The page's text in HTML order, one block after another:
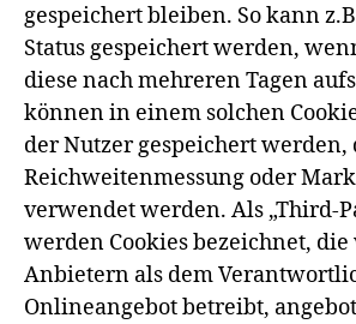
gespeichert bleiben. So kann
Status gespeichert werden,
diese nach mehreren Tagen
können in einem solchen
der Nutzer gespeichert werden,
Reichweitenmessung oder
verwendet werden. Als „Third-
werden Cookies bezeichnet,
Anbietern als dem
Onlineangebot betreibt,